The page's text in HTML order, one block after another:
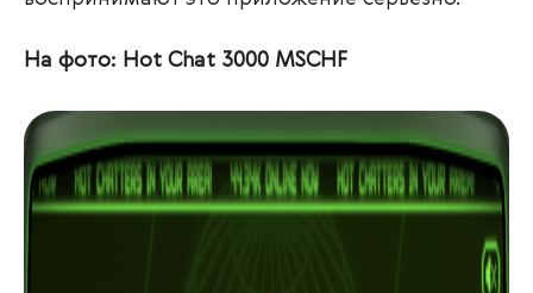
На фото: Hot Chat 3000 MSCHF